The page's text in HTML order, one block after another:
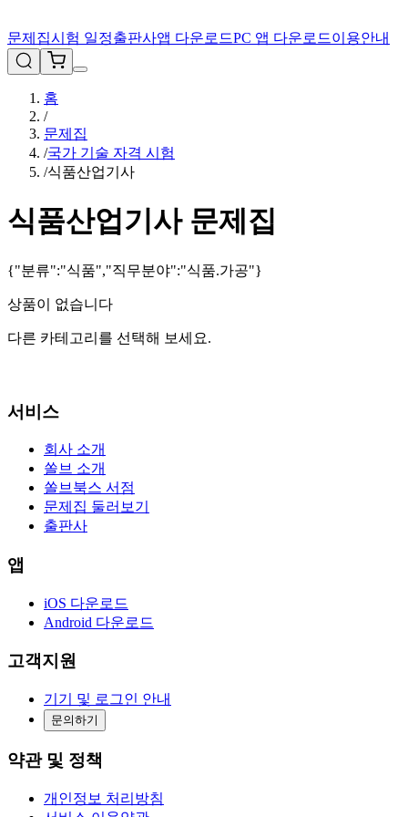
문제집시험 일정출판사앱 다운로드PC 앱 다운로드이용안내
홈
/
문제집
/국가 기술 자격 시험
/식품산업기사
식품산업기사문제집
{"분류":"식품","직무분야":"식품.가공"}
상품이 없습니다
다른 카테고리를 선택해 보세요.
서비스
회사 소개
쏠브 소개
쏠브북스 서점
문제집 둘러보기
출판사
앱
iOS 다운로드
Android 다운로드
고객지원
기기 및 로그인 안내
문의하기
약관 및 정책
개인정보 처리방침